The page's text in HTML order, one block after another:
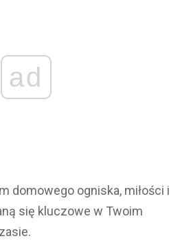
ad
domowego ogniska, miłości i
się kluczowe w Twoim